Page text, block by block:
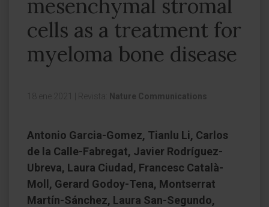
mesenchymal stromal
cells as a treatment for
myeloma bone disease
18 ene 2021 Revista: Nature Communications
Antonio Garcia-Gomez, Tianlu Li, Carlos
de la Calle-Fabregat, Javier Rodríguez-
Ubreva, Laura Ciudad, Francesc Català-
Moll, Gerard Godoy-Tena, Montserrat
Martín-Sánchez, Laura San-Segundo,